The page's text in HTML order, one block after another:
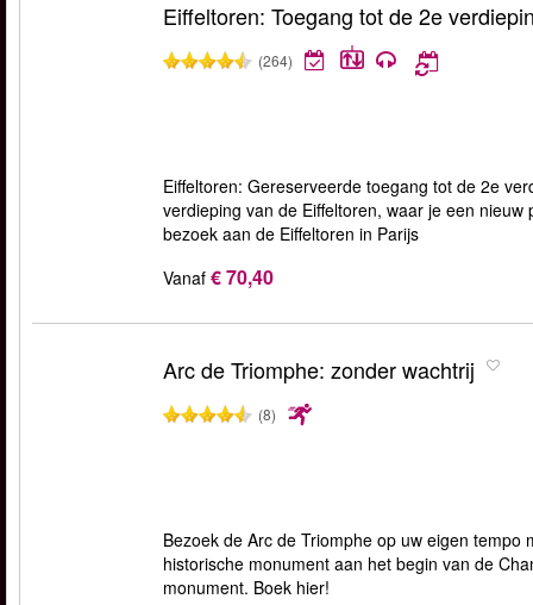
Eiffeltoren: Toegang tot de 2e
(264)
Eiffeltoren: Gereserveerde toegang tot de 2e
verdieping van de Eiffeltoren, waar je een
bezoek aan de Eiffeltoren in Parijs
Vanaf € 70,40
Arc de Triomphe: zonder wachtrij
(8)
Bezoek de Arc de Triomphe op uw eigen
historische monument aan het begin van de
monument. Boek hier!